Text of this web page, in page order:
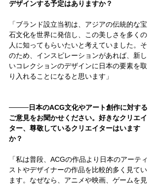
デザインする予定はありますか？
「ブランド設立当初は、アジアの伝統的な宝
石文化を世界に発信し、この美しさを多くの
人に知ってもらいたいと考えていました。そ
のため、インスピレーションがあれば、新し
いコレクションのデザインに日本の要素を取
り入れることになると思います 」
────日本のACG文化やアート創作に対する
ご意見をお聞かせください。好きなクリエイ
ター、尊敬しているクリエイターはいます
か？
「私は普段、ACGの作品より日本のアーティ
ストやデザイナーの作品を比較的多く見てい
ます。なぜなら、アニメや映画、ゲームを見